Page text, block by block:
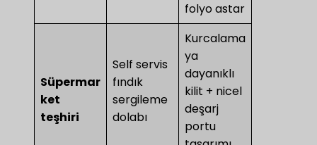
folyo astar
Süpermar
ket
teşhiri
Self servis
fındık
sergileme
dolabı
Kurcalama
ya
dayanıklı
kilit + nicel
deşarj
portu